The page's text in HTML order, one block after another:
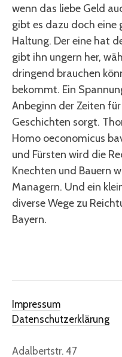
wenn das liebe Geld
gibt es dazu doch eine
Haltung. Der eine hat
gibt ihn ungern her,
dringend brauchen
bekommt. Ein
Anbeginn der Zeiten
Geschichten sorgt.
Homo oeconomicus
und Fürsten wird die
Knechten und Bauern
Managern. Und ein
diverse Wege zu
Bayern.
Impressum
Datenschutzerklärung
Adalbertstr. 47